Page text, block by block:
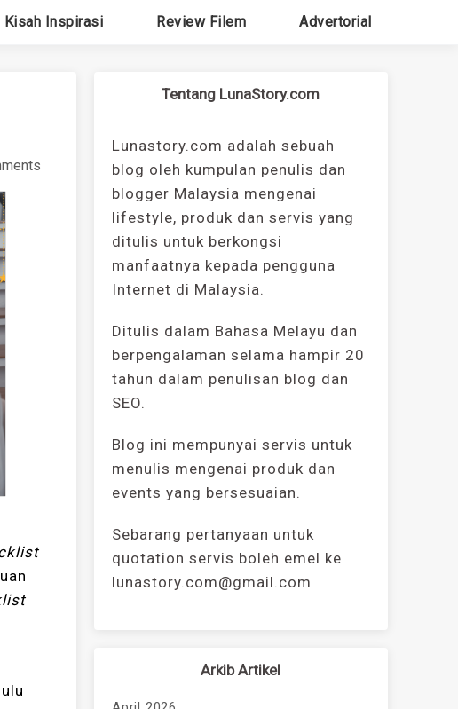
Kisah Inspirasi Review Filem Advertorial
Tentang LunaStory.com
Lunastory.com adalah sebuah
blog oleh kumpulan penulis dan
blogger Malaysia mengenai
lifestyle, produk dan servis yang
ditulis untuk berkongsi
manfaatnya kepada pengguna
Internet di Malaysia.
Ditulis dalam Bahasa Melayu dan
berpengalaman selama hampir 20
tahun dalam penulisan blog dan
SEO.
Blog ini mempunyai servis untuk
menulis mengenai produk dan
events yang bersesuaian.
Sebarang pertanyaan untuk
quotation servis boleh emel ke
lunastory.com@gmail.com
Arkib Artikel